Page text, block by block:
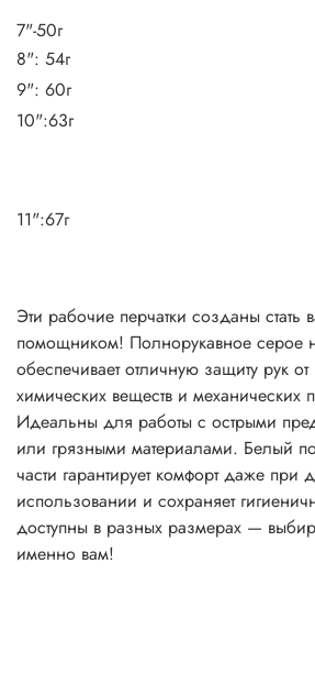
7"-50г
8": 54г
9": 60г
10":63г
11":67г
Эти рабочие перчатки созданы
помощником! Полнорукавное серое
обеспечивает отличную защиту рук
химических веществ и механических
Идеальны для работы с острыми
или грязными материалами. Белый
части гарантирует комфорт даже при
использовании и сохраняет
доступны в разных размерах —
именно вам!